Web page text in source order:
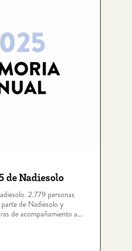
de Nadiesolo
2.779 personas
de Nadiesolo y
de acompañamiento a
dependencia,